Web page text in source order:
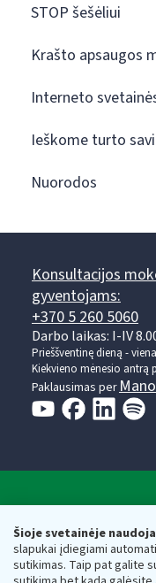
Šioje svetainėje
slapukai įdiegiami
sutikimas. Taip pat galite
STOP šešėliui
Krašto apsaugos
Interneto
Ieškome turto
Nuorodos
Konsultacijos
gyventojams:
+370 5 260 5060
Darbo laikas: I-IV
Prieššventinę dieną -
Kiekvieno mėnesio antrą
Paklausimas per
Respublikos
Biudžetinė įstaiga.
adresas: Vasario 16-